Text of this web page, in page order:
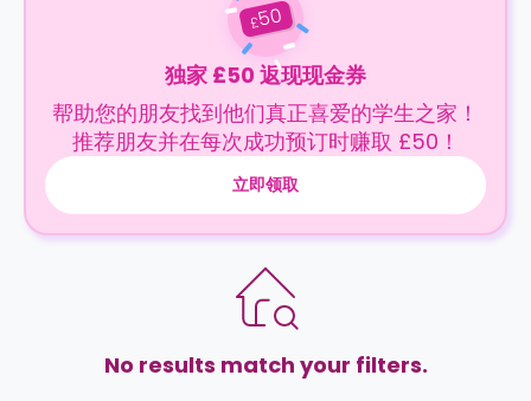
£50
独家 £50 返现现金券
帮助您的朋友找到他们真正喜爱的学生之家！
推荐朋友并在每次成功预订时赚取 £50！
立即领取
No results match your filters.